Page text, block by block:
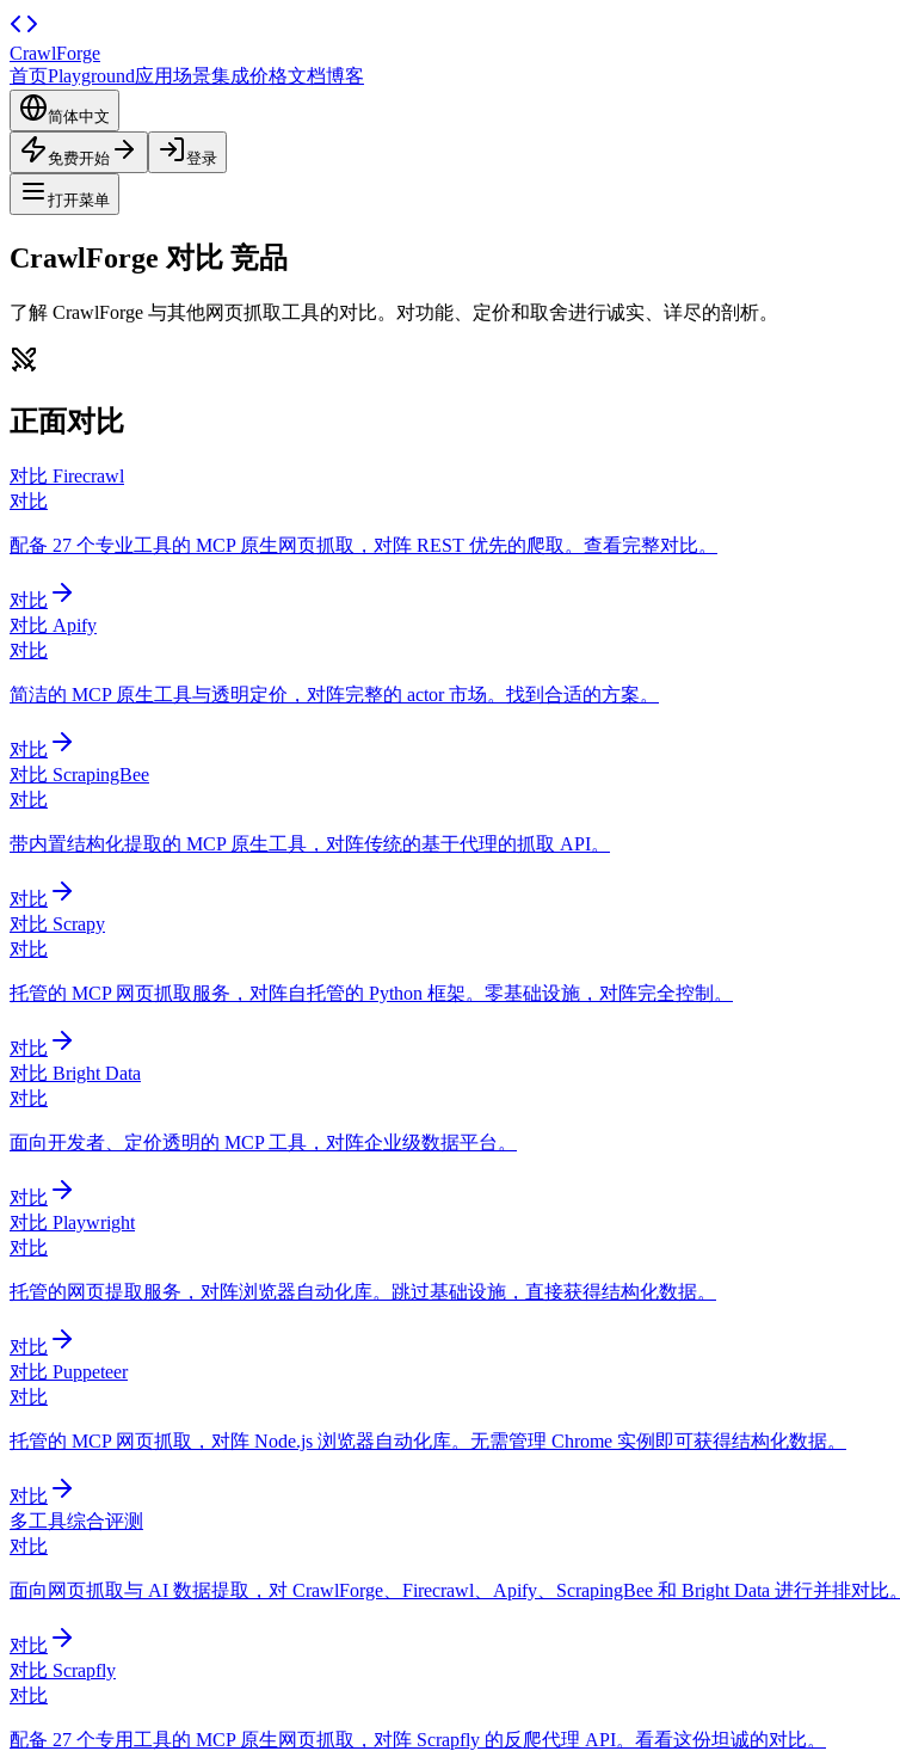
CrawlForge
首页Playground应用场景集成价格文档博客
简体中文
免费开始 登录
打开菜单
CrawlForge 对比 竞品
了解 CrawlForge 与其他网页抓取工具的对比。对功能、定价和取舍进行诚实、详尽的剖析。
正面对比
对比 Firecrawl
对比
配备 27 个专业工具的 MCP 原生网页抓取，对阵 REST 优先的爬取。查看完整对比。
对比
对比 Apify
对比
简洁的 MCP 原生工具与透明定价，对阵完整的 actor 市场。找到合适的方案。
对比
对比 ScrapingBee
对比
带内置结构化提取的 MCP 原生工具，对阵传统的基于代理的抓取 API。
对比
对比 Scrapy
对比
托管的 MCP 网页抓取服务，对阵自托管的 Python 框架。零基础设施，对阵完全控制。
对比
对比 Bright Data
对比
面向开发者、定价透明的 MCP 工具，对阵企业级数据平台。
对比
对比 Playwright
对比
托管的网页提取服务，对阵浏览器自动化库。跳过基础设施，直接获得结构化数据。
对比
对比 Puppeteer
对比
托管的 MCP 网页抓取，对阵 Node.js 浏览器自动化库。无需管理 Chrome 实例即可获得结构化数据。
对比
多工具综合评测
对比
面向网页抓取与 AI 数据提取，对 CrawlForge、Firecrawl、Apify、ScrapingBee 和 Bright Data 进行并排对比。
对比
对比 Scrapfly
对比
配备 27 个专用工具的 MCP 原生网页抓取，对阵 Scrapfly 的反爬代理 API。看看这份坦诚的对比。